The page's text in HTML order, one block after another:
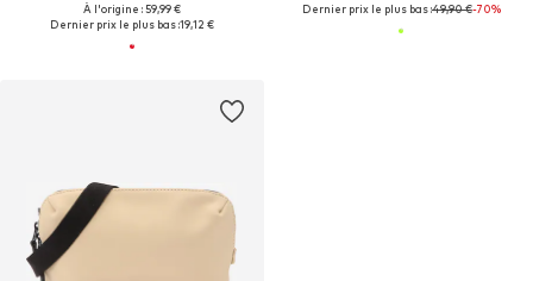
À l'origine : 59,99 €
Dernier prix le plus bas :19,12 €
Dernier prix le plus bas :49,90 €-70%